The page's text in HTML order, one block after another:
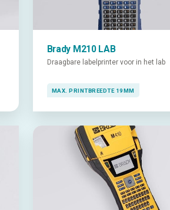
Brady M210 LAB
Draagbare labelprinter voor in het lab
MAX. PRINTBREEDTE 19MM